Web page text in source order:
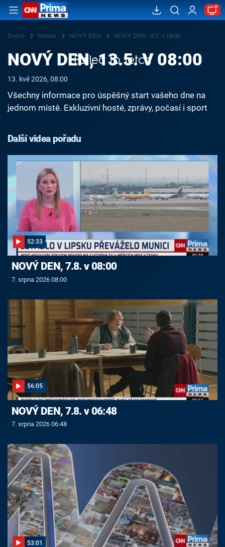
Domů Pořady NOVÝ DEN NOVÝ DEN, 13.5. v 08:00
Failed to fetch
NOVÝ DEN, 13.5. V 08:00
13. kvě 2026, 08:00
Všechny informace pro úspěšný start vašeho dne na
jednom místě. Exkluzivní hosté, zprávy, počasí i sport
Další videa pořadu
52:33
NOVÝ DEN, 7.8. v 08:00
7. srpna 2026 08:00
56:05
NOVÝ DEN, 7.8. v 06:48
7. srpna 2026 06:48
53:01